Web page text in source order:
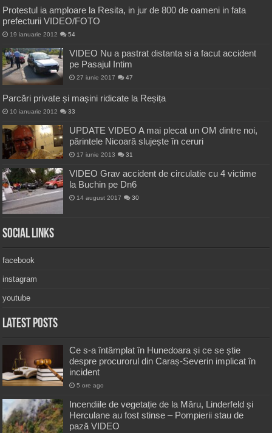
Protestul ia amploare la Resita, in jur de 800 de oameni in fata
prefecturii VIDEO/FOTO
19 ianuarie 2012 54
VIDEO Nu a pastrat distanta si a facut accident
pe Pasajul Intim
27 iunie 2017 47
Parcări private și mașini ridicate la Reșița
10 ianuarie 2012 33
UPDATE VIDEO A mai plecat un OM dintre noi,
părintele Nicoară slujește în ceruri
17 iunie 2013 31
VIDEO Grav accident de circulatie cu 4 victime
la Buchin pe Dn6
14 august 2017 30
Social Links
facebook
instagram
youtube
Latest Posts
Ce s-a întâmplat în Hunedoara și ce se știe
despre procurorul din Caraș-Severin implicat în
incident
5 ore ago
Incendiile de vegetație de la Măru, Linderfeld și
Herculane au fost stinse – Pompierii stau de
pază VIDEO